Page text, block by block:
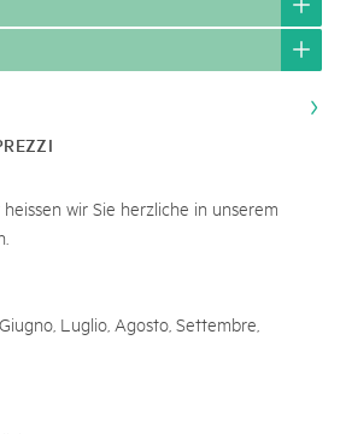
wir Sie herzliche in unserem
Luglio, Agosto, Settembre,